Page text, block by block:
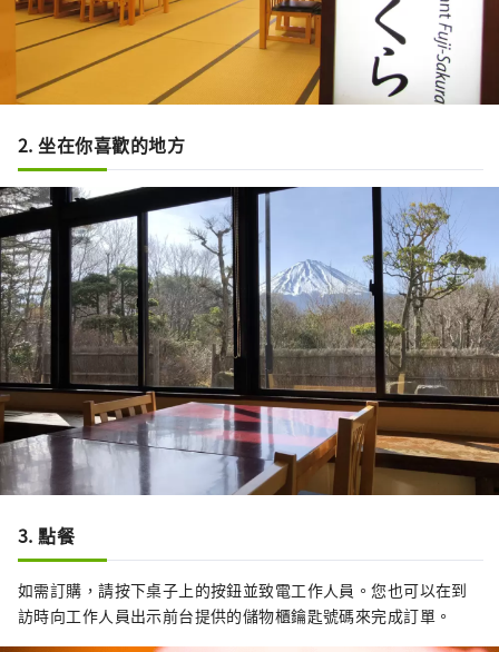
2. 坐在你喜歡的地方
3. 點餐
如需訂購，請按下桌子上的按鈕並致電工作人員。您也可以在到
訪時向工作人員出示前台提供的儲物櫃鑰匙號碼來完成訂單。